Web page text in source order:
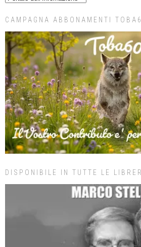
CAMPAGNA ABBONAMENTI
DISPONIBILE IN TUTTE LE